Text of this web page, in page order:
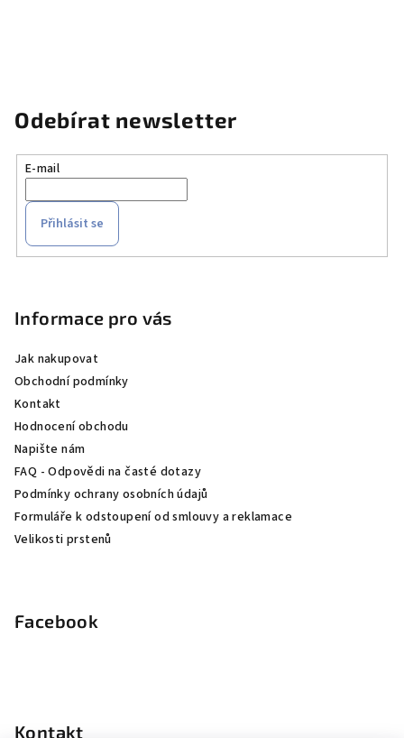
Odebírat newsletter
E-mail
Přihlásit se
Informace pro vás
Jak nakupovat
Obchodní podmínky
Kontakt
Hodnocení obchodu
Napište nám
FAQ - Odpovědi na časté dotazy
Podmínky ochrany osobních údajů
Formuláře k odstoupení od smlouvy a reklamace
Velikosti prstenů
Facebook
Kontakt